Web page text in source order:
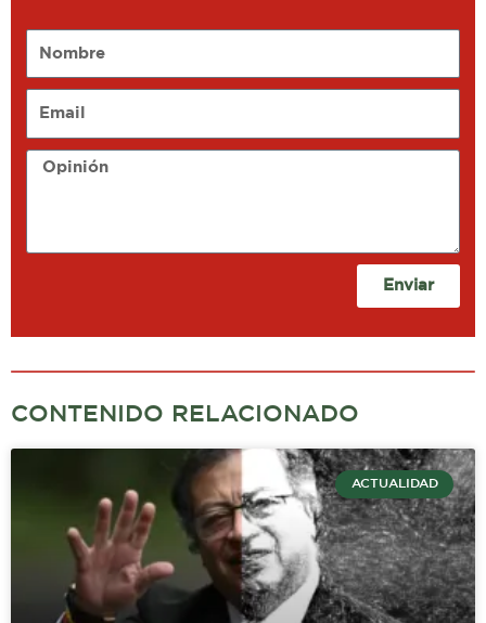
Opinión
Enviar
CONTENIDO RELACIONADO
ACTUALIDAD